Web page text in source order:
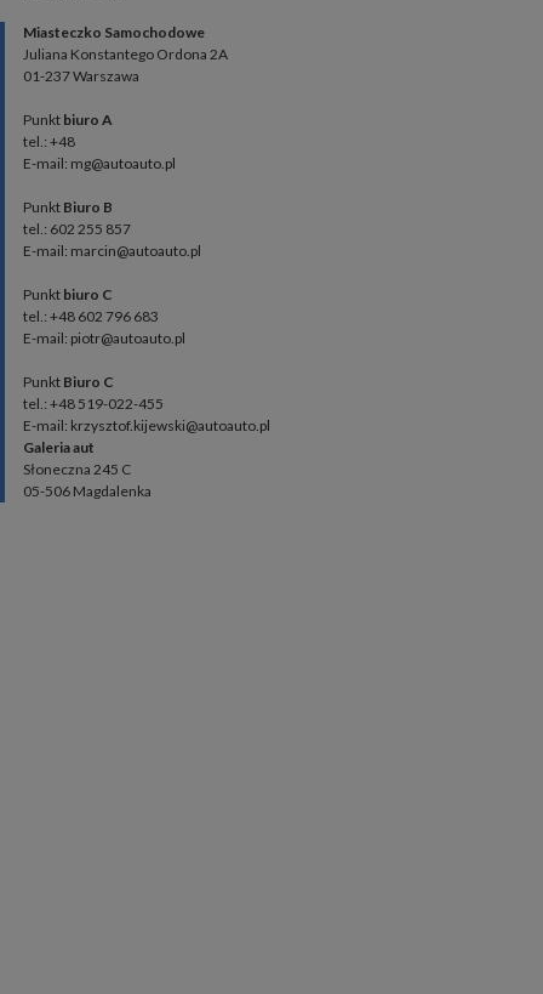
Miasteczko Samochodowe
Juliana Konstantego Ordona 2A
01-237 Warszawa
Punkt biuro A
tel.: +48
E-mail: mg@autoauto.pl
Punkt Biuro B
tel.: 602 255 857
E-mail: marcin@autoauto.pl
Punkt biuro C
tel.: +48 602 796 683
E-mail: piotr@autoauto.pl
Punkt Biuro C
tel.: +48 519-022-455
E-mail: krzysztof.kijewski@autoauto.pl
Galeria aut
Słoneczna 245 C
05-506 Magdalenka